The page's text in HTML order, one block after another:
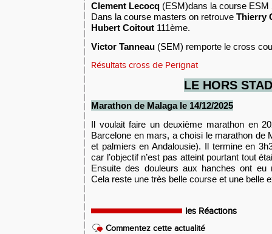
Clement Lecocq (ESM)dans la course
Dans la course masters on retrouve Thierry
Hubert Coitout 111ème.
Victor Tanneau (SEM) remporte le cross
Résultats cross de Perignat
LE HORS
Marathon de Malaga le 14/12/2025
Il voulait faire un deuxième marathon en
Barcelone en mars, a choisi le marathon de
et palmiers en Andalousie). Il termine en
car l’objectif n’est pas atteint pourtant tout
Ensuite des douleurs aux hanches ont eu
Cela reste une très belle course et une belle
les Réactions
Commentez cette actualité